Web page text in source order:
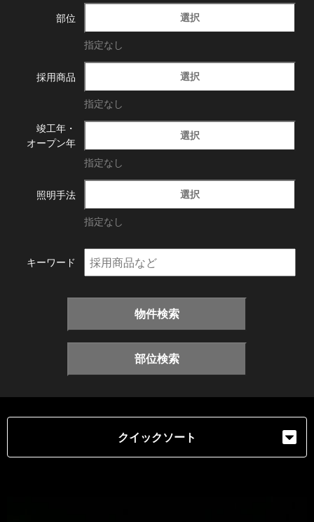
部位 選択
指定なし
採用商品 選択
指定なし
竣工年・
オープン年
選択
指定なし
照明手法 選択
指定なし
キーワード
物件検索
部位検索
クイックソート